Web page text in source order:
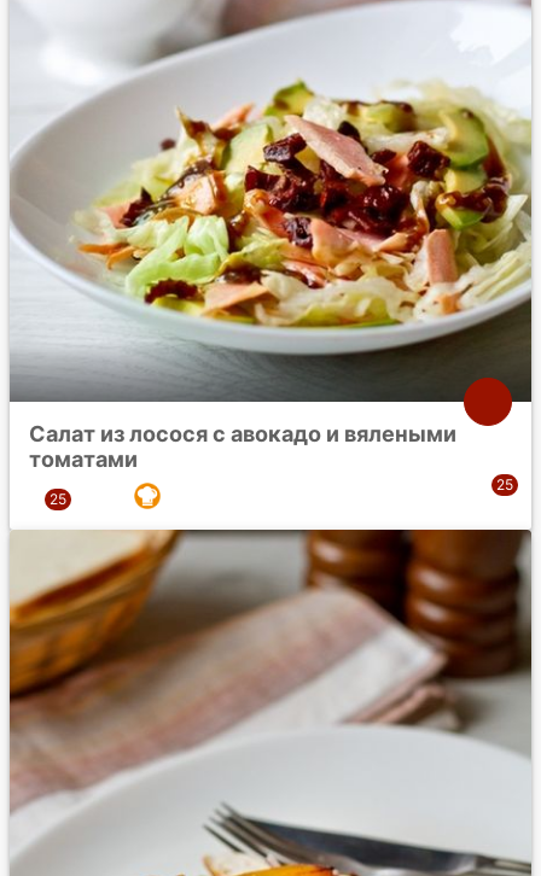
Салат из лосося с авокадо и вялеными
томатами